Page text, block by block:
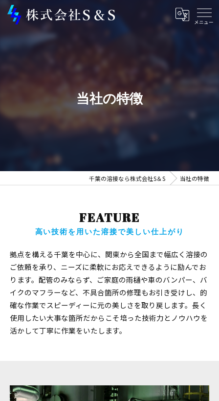
当社の特徴
千葉の溶接なら株式会社S＆S 当社の特徴
高い技術を用いた溶接で美しい仕上がり
FEATURE
拠点を構える千葉を中心に、関東から全国まで幅広く溶接の
ご依頼を承り、ニーズに柔軟にお応えできるように励んでお
ります。配管のみならず、ご家庭の雨樋や車のバンパー、バ
イクのマフラーなど、不具合箇所の修理もお引き受けし、的
確な作業でスピーディーに元の美しさを取り戻します。長く
使用したい大事な箇所だからこそ培った技術力とノウハウを
活かして丁寧に作業をいたします。